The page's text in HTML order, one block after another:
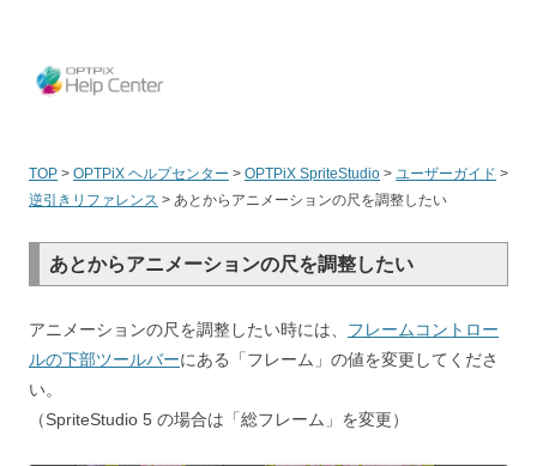
TOP > OPTPiX ヘルプセンター > OPTPiX SpriteStudio > ユーザーガイド >
逆引きリファレンス > あとからアニメーションの尺を調整したい
あとからアニメーションの尺を調整したい
アニメーションの尺を調整したい時には、 フレームコントロー
ルの下部ツールバーにある 「フレーム」の値を変更してくださ
い。
（SpriteStudio 5 の場合は「総フレーム」を変更）